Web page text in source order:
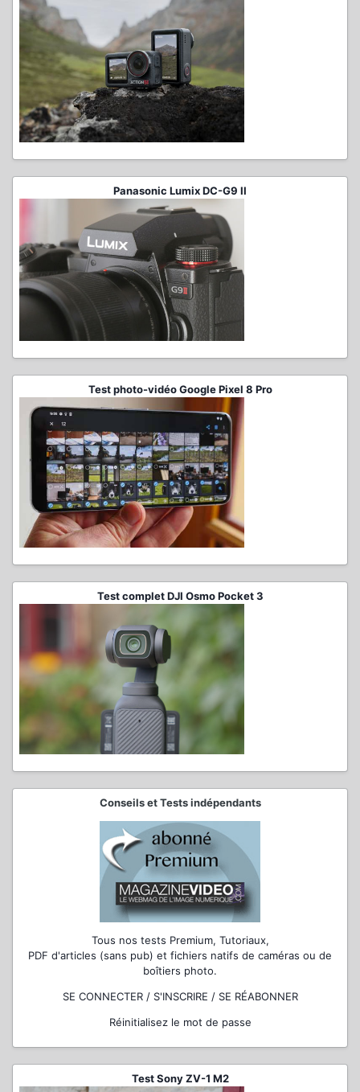
Panasonic Lumix DC-G9 II
Test photo-vidéo Google Pixel 8 Pro
Test complet DJI Osmo Pocket 3
Conseils et Tests indépendants
Tous nos tests Premium, Tutoriaux,
PDF d'articles (sans pub) et fichiers natifs de caméras ou de
boîtiers photo.
SE CONNECTER / S'INSCRIRE / SE RÉABONNER
Réinitialisez le mot de passe
Test Sony ZV-1 M2